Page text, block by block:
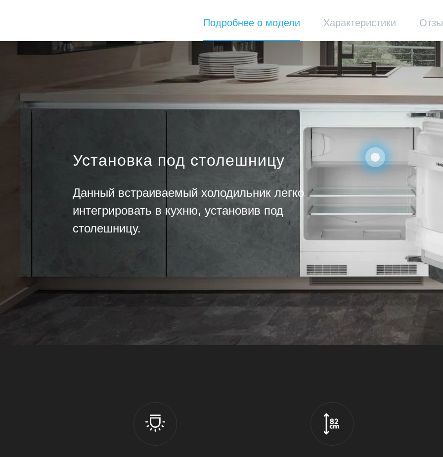
Подробнее о модели Характеристики
Установка под столешницу
Данный встраиваемый холодильник легко
интегрировать в кухню, установив под
столешницу.